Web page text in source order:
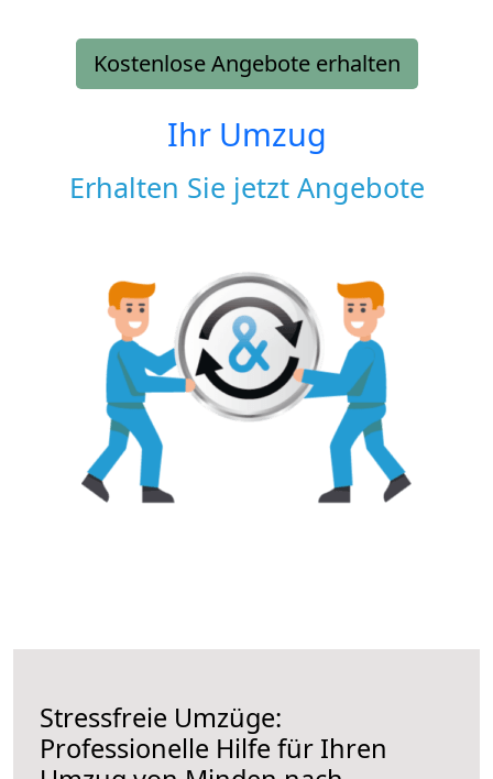
Kostenlose Angebote erhalten
Ihr Umzug
Erhalten Sie jetzt Angebote
Stressfreie Umzüge:
Professionelle Hilfe für Ihren